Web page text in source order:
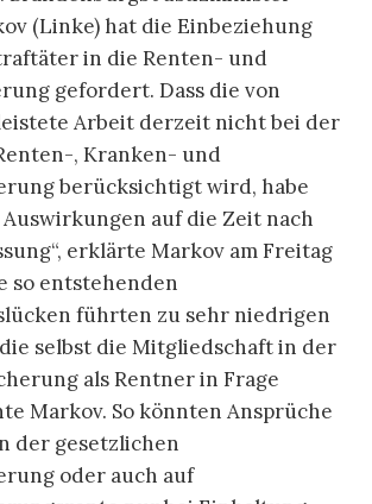
(Linke) hat die Einbeziehung
in die Renten- und
gefordert. Dass die von
Arbeit derzeit nicht bei der
, Kranken- und
berücksichtigt wird, habe
auf die Zeit nach
erklärte Markov am Freitag
so entstehenden
führten zu sehr niedrigen
selbst die Mitgliedschaft in der
als Rentner in Frage
Markov. So könnten Ansprüche
der gesetzlichen
oder auch auf